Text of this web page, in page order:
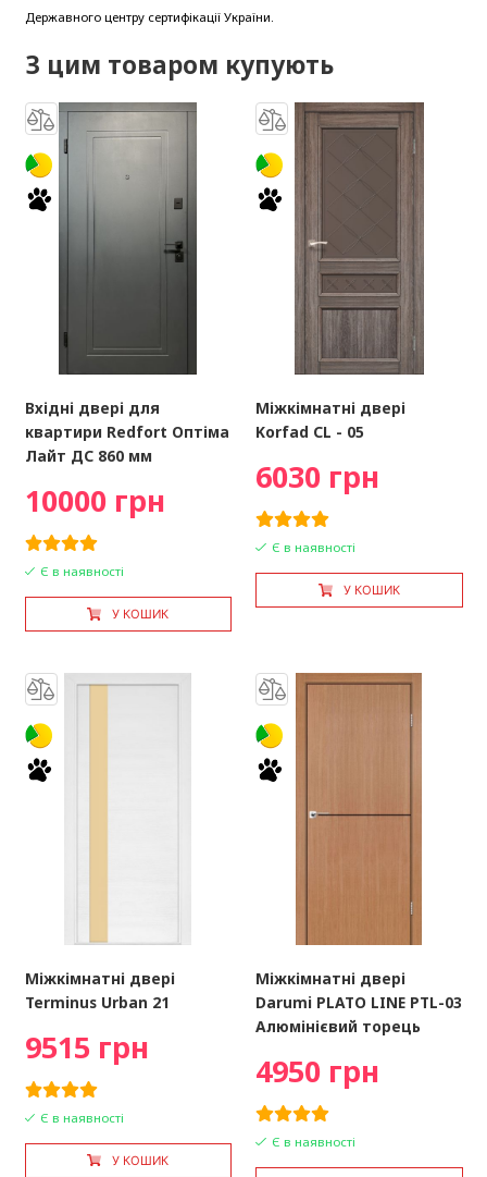
Державного центру сертифікації України.
З цим товаром купують
Вхідні двері для
квартири Redfort Оптіма
Лайт ДС 860 мм
10000 грн
Є в наявності
У КОШИК
Міжкімнатні двері
Korfad CL - 05
6030 грн
Є в наявності
У КОШИК
Міжкімнатні двері
Terminus Urban 21
9515 грн
Є в наявності
У КОШИК
Міжкімнатні двері
Darumi PLATO LINE PTL-03
Алюмінієвий торець
4950 грн
Є в наявності